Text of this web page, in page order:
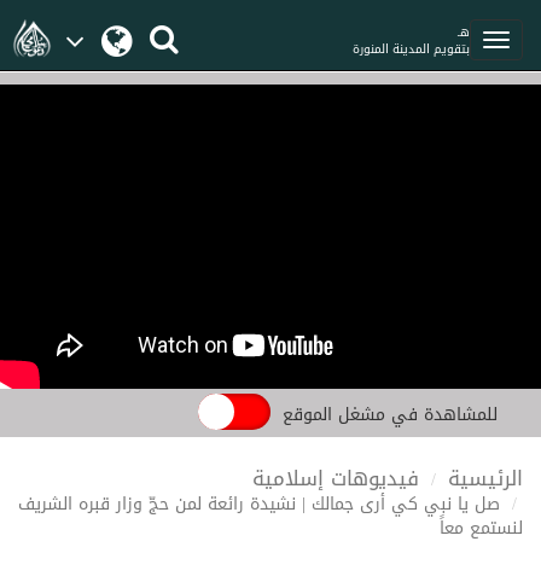
هـ
بتقويم المدينة المنورة
للمشاهدة في مشغل الموقع
الرئيسية فيديوهات إسلامية
صل يا نبي كي أرى جمالك | نشيدة رائعة لمن حجّ وزار قبره الشريف
لنستمع معاً